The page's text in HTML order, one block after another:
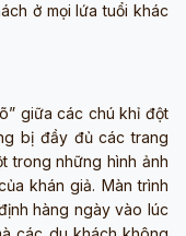
ở mọi lứa tuổi khác
giữa các chú khỉ đột
bị đầy đủ các trang
trong những hình ảnh
khán giả. Màn trình
hàng ngày vào lúc